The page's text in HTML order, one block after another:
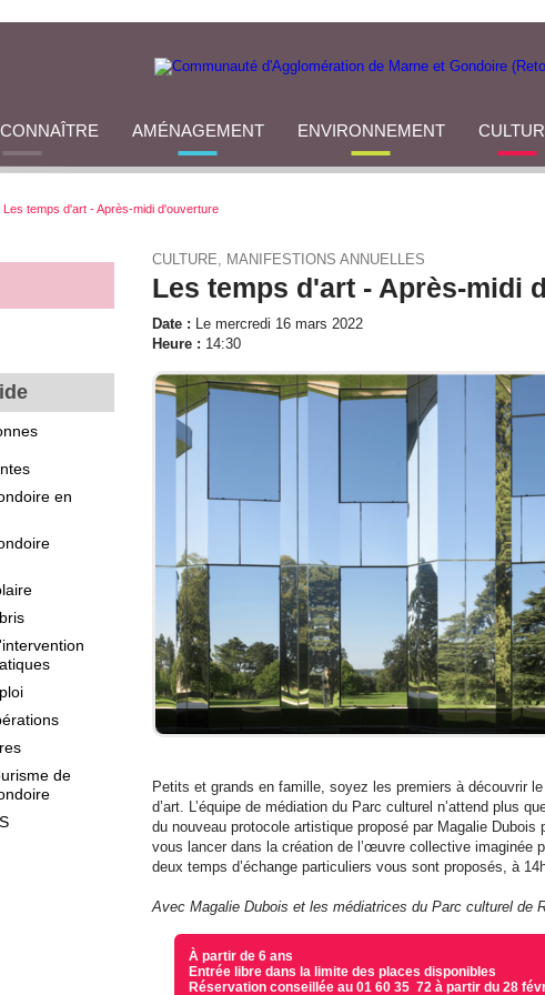
AMÉNAGEMENT ENVIRONNEMENT
Les temps d'art - Après-midi d'ouverture
en
de
CULTURE, MANIFESTIONS ANNUELLES
Les temps d'art - Après-midi
Date : Le mercredi 16 mars 2022
Heure : 14:30
Petits et grands en famille, soyez les premiers à découvrir
d’art. L’équipe de médiation du Parc culturel n’attend plus
du nouveau protocole artistique proposé par Magalie Dubois
vous lancer dans la création de l’œuvre collective imaginée
deux temps d’échange particuliers vous sont proposés, à
Avec Magalie Dubois et les médiatrices du Parc culturel de
À partir de 6 ans
Entrée libre dans la limite des places disponibles
Réservation conseillée au 01 60 35 72 à partir du 28